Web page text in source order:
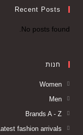
Recent Posts
No posts found.
חנות
Women
Men
Brands A - Z
Latest fashion arrivals